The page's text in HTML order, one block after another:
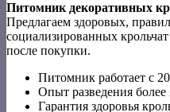
Питомник декоративных
Предлагаем здоровых,
социализированных
после покупки.
Питомник работает с
Опыт разведения более
Гарантия здоровья